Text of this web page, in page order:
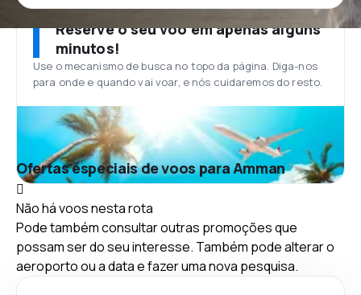
Reserve o seu voo em apenas alguns
minutos!
Use o mecanismo de busca no topo da página. Diga-nos
para onde e quando vai voar, e nós cuidaremos do resto.
Ofertas especiais de voos para Amman
Não há voos nesta rota
Pode também consultar outras promoções que
possam ser do seu interesse. Também pode alterar o
aeroporto ou a data e fazer uma nova pesquisa.